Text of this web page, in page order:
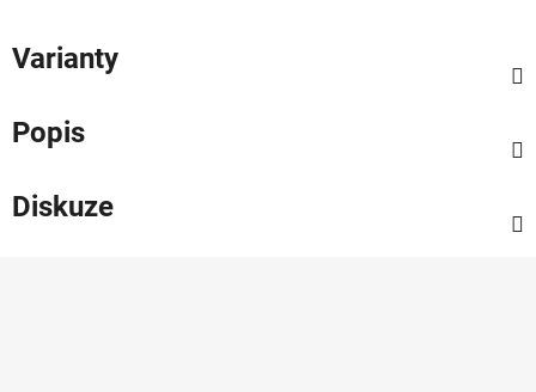
Varianty
Popis
Diskuze